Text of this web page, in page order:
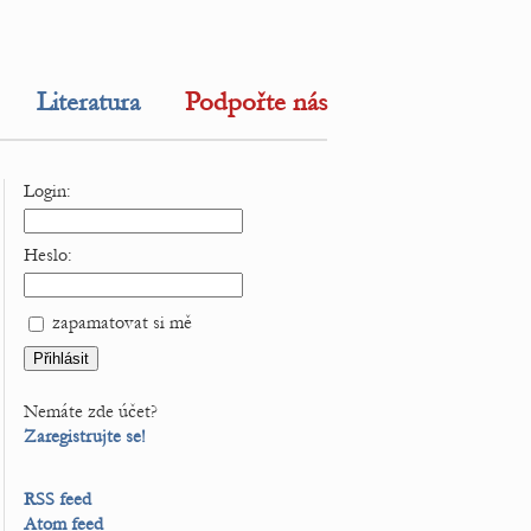
Literatura Podpořte nás
Login:
Heslo:
zapamatovat si mě
Nemáte zde účet?
Zaregistrujte se!
RSS feed
Atom feed